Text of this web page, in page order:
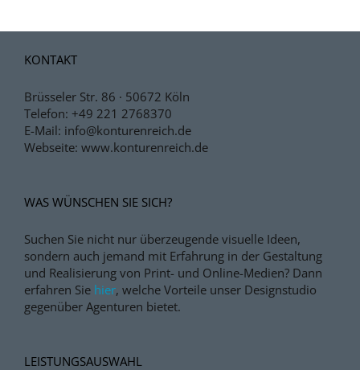
KONTAKT
Brüsseler Str. 86 · 50672 Köln
Telefon: +49 221 2768370
E-Mail: info@konturenreich.de
Webseite: www.konturenreich.de
WAS WÜNSCHEN SIE SICH?
Suchen Sie nicht nur überzeugende visuelle Ideen,
sondern auch jemand mit Erfahrung in der Gestaltung
und Realisierung von Print- und Online-Medien? Dann
erfahren Sie hier, welche Vorteile unser Designstudio
gegenüber Agenturen bietet.
LEISTUNGSAUSWAHL